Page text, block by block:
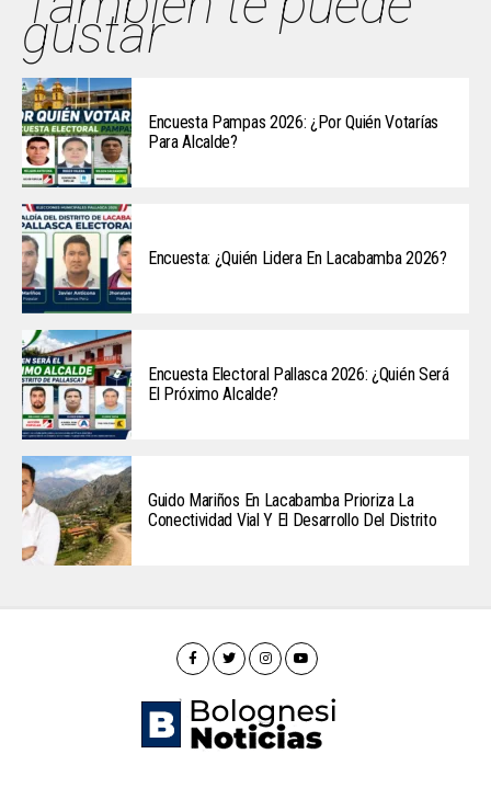
gustar
Encuesta Pampas 2026: ¿Por Quién Votarías
Para Alcalde?
Encuesta: ¿Quién Lidera En Lacabamba 2026?
Encuesta Electoral Pallasca 2026: ¿Quién Será
El Próximo Alcalde?
Guido Mariños En Lacabamba Prioriza La
Conectividad Vial Y El Desarrollo Del Distrito